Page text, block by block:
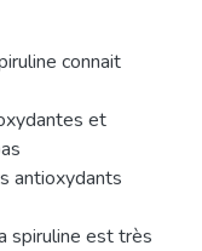
connait
et
antioxydants
spiruline est très